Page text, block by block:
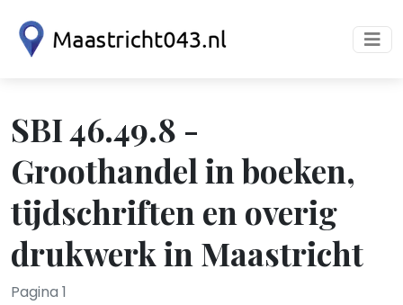
SBI 46.49.8 -
Groothandel in boeken,
tijdschriften en overig
drukwerk in Maastricht
Pagina 1